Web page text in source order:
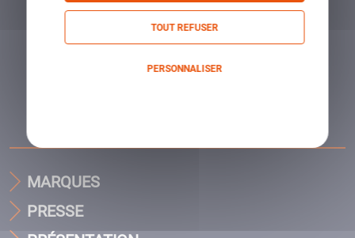
MARQUES
PRESSE
TOUT REFUSER
PERSONNALISER